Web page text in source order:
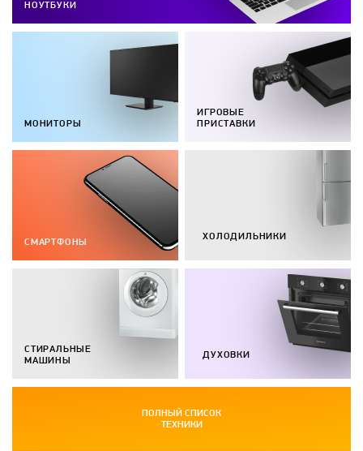
НОУТБУКИ
МОНИТОРЫ
ИГРОВЫЕ
ПРИСТАВКИ
СМАРТФОНЫ
СТИРАЛЬНЫЕ
МАШИНЫ
ХОЛОДИЛЬНИКИ
ДУХОВКИ
ПОЛНЫЙ СПИСОК
ТЕХНИКИ